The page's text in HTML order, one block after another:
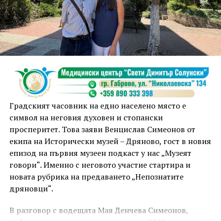
друга, обсъди заглавия и автори с други читатели
20:00ч. Концерт на група МОЛЕЦ, GoGo,
Zov&Vakavliev, Toria
21:30ч. Коктейли и музика
Младежкият център кани и всички млади хора,
които свират на китара, да се включат – независимо
от професионалното им ниво. Събитието е различно
– то не е концерт, а споделено преживяване, в което
всеки участва по свой начин. Няма сцена или
официална програма, няма предварително обявени
изпълнители и разделение между публика и
артисти. Всеки е добре дошъл да пее, свири или
просто да преживее звездопад, изпълнен с музика,
Градският часовник на едно населено място е
символ на неговия духовен и стопански
просперитет. Това заяви Венцислав Симеонов от
екипа на Исторически музей – Дряново, гост в новия
епизод на първия музеен подкаст у нас „Музеят
говори“. Именно с неговото участие стартира и
новата рубрика на предаването „Непознатите
дряновци“.
В разговор с водещата Мая Денчева Симеонов,